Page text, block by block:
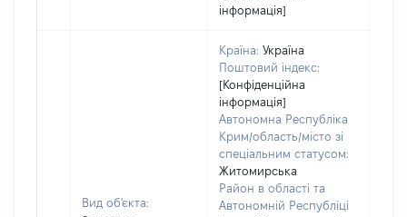
інформація]
Вид об'єкта:
Країна: Україна
Поштовий індекс:
[Конфіденційна
інформація]
Автономна Республіка
Крим/область/місто зі
спеціальним статусом:
Житомирська
Район в області та
Автономній Республіці